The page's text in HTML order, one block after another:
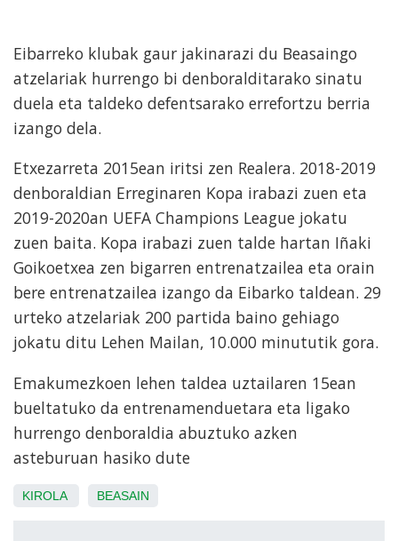
Eibarreko klubak gaur jakinarazi du Beasaingo
atzelariak hurrengo bi denboralditarako sinatu
duela eta taldeko defentsarako errefortzu berria
izango dela.
Etxezarreta 2015ean iritsi zen Realera. 2018-2019
denboraldian Erreginaren Kopa irabazi zuen eta
2019-2020an UEFA Champions League jokatu
zuen baita. Kopa irabazi zuen talde hartan Iñaki
Goikoetxea zen bigarren entrenatzailea eta orain
bere entrenatzailea izango da Eibarko taldean. 29
urteko atzelariak 200 partida baino gehiago
jokatu ditu Lehen Mailan, 10.000 minututik gora.
Emakumezkoen lehen taldea uztailaren 15ean
bueltatuko da entrenamenduetara eta ligako
hurrengo denboraldia abuztuko azken
asteburuan hasiko dute
KIROLA BEASAIN